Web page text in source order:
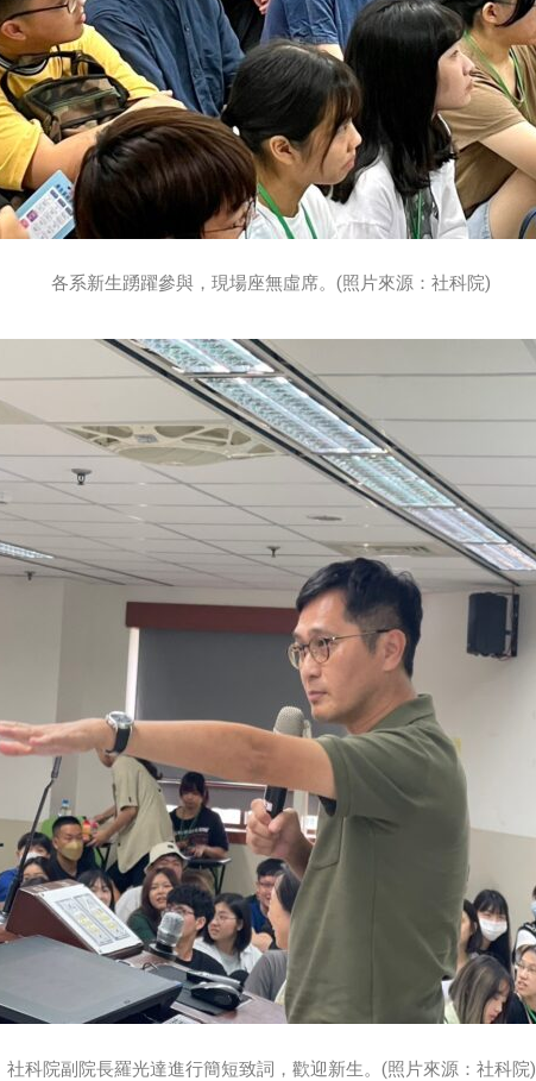
各系新生踴躍參與，現場座無虛席。(照片來源：社科院)
社科院副院長羅光達進行簡短致詞，歡迎新生。(照片來源：社科院)